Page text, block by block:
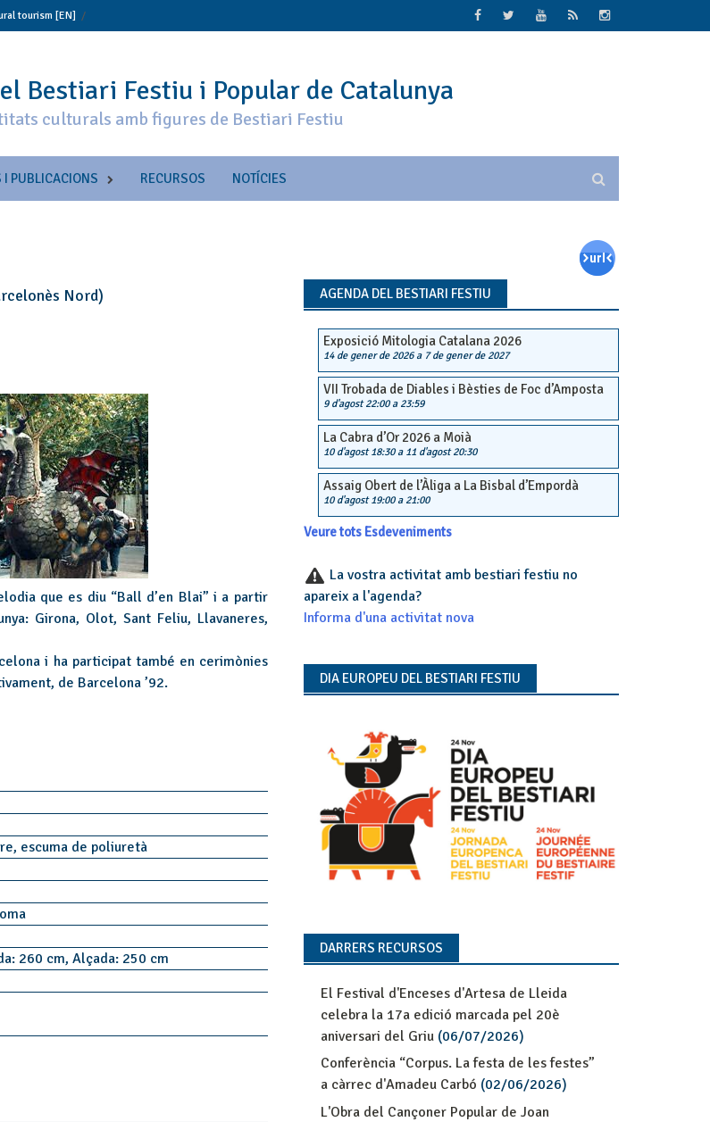
tourism [EN]
Bestiari Festiu i Popular de Catalunya
culturals amb figures de Bestiari Festiu
I PUBLICACIONS RECURSOS NOTÍCIES
Nord)
que es diu “Ball d’en Blai” i a partir
Girona, Olot, Sant Feliu, Llavaneres,
i ha participat també en cerimònies
de Barcelona ’92.
escuma de poliuretà
260 cm, Alçada: 250 cm
AGENDA DEL BESTIARI FESTIU
Exposició Mitologia Catalana 2026
14 de gener de 2026a 7 de gener de 2027
VII Trobada de Diables i Bèsties de Foc d’Amposta
9 d'agost 22:00a 23:59
La Cabra d’Or 2026 a Moià
10 d'agost 18:30a 11 d'agost 20:30
Assaig Obert de l’Àliga a La Bisbal d’Empordà
10 d'agost 19:00a 21:00
Veure tots Esdeveniments
La vostra activitat amb bestiari festiu no
apareix a l'agenda?
Informa d'una activitat nova
DIA EUROPEU DEL BESTIARI FESTIU
DARRERS RECURSOS
El Festival d'Enceses d'Artesa de Lleida
celebra la 17a edició marcada pel 20è
aniversari del Griu(06/07/2026)
Conferència “Corpus. La festa de les festes”
a càrrec d'Amadeu Carbó (02/06/2026)
L'Obra del Cançoner Popular de Joan